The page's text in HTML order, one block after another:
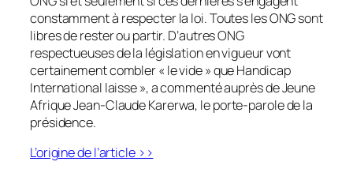
constamment à respecter la loi. Toutes les ONG sont
libres de rester ou partir. D’autres ONG
respectueuses de la législation en vigueur vont
certainement combler « le vide » que Handicap
International laisse », a commenté auprès deJeune
AfriqueJean-Claude Karerwa, le porte-parole de la
présidence.
L’origine de l’article >>